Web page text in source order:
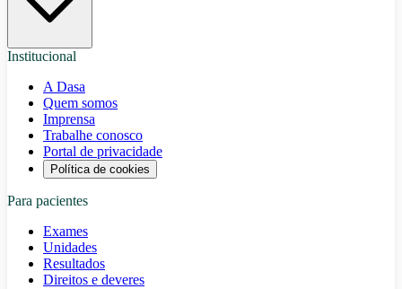
Institucional
A Dasa
Quem somos
Imprensa
Trabalhe conosco
Portal de privacidade
Política de cookies
Para pacientes
Exames
Unidades
Resultados
Direitos e deveres